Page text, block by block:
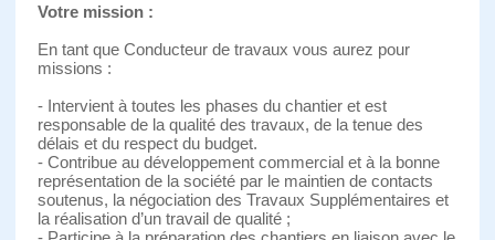
Votre mission :
En tant que Conducteur de travaux vous aurez pour
missions :
- Intervient à toutes les phases du chantier et est
responsable de la qualité des travaux, de la tenue des
délais et du respect du budget.
- Contribue au développement commercial et à la bonne
représentation de la société par le maintien de contacts
soutenus, la négociation des Travaux Supplémentaires et
la réalisation d’un travail de qualité ;